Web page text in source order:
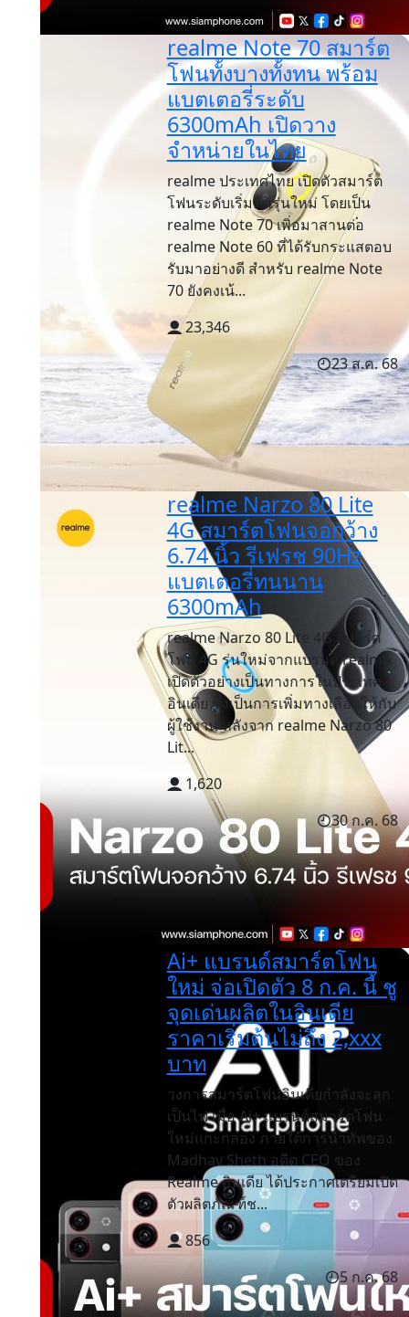
realme Note 70 สมาร์ต
โฟนทั้งบางทั้งทน พร้อม
แบตเตอรี่ระดับ
6300mAh เปิดวาง
จำหน่ายในไทย
realme ประเทศไทย เปิดตัวสมาร์ต
โฟนระดับเริ่มต้นรุ่นใหม่ โดยเป็น
realme Note 70 เพิ่อมาสานต่อ
realme Note 60 ที่ได้รับกระแสตอบ
รับมาอย่างดี สำหรับ realme Note
70 ยังคงเน้...
23,346
23 ส.ค. 68
realme Narzo 80 Lite
4G สมาร์ตโฟนจอกว้าง
6.74 นิ้ว รีเฟรช 90Hz
แบตเตอรี่ทนนาน
6300mAh
realme Narzo 80 Lite 4G สมาร์ต
โฟน 4G รุ่นใหม่จากแบรนด์ realme
เปิดตัวอย่างเป็นทางการในประเทศ
อินเดีย ซึ่งเป็นการเพิ่มทางเลือกให้กับ
ผู้ใช้งาน หลังจาก realme Narzo 80
Lit...
1,620
30 ก.ค. 68
Ai+ แบรนด์สมาร์ตโฟน
ใหม่ จ่อเปิดตัว 8 ก.ค. นี้ ชู
จุดเด่นผลิตในอินเดีย
ราคาเริ่มต้นไม่ถึง 2,xxx
บาท
วงการสมาร์ตโฟนอินเดียกำลังจะลุก
เป็นไฟ เมื่อ Ai+ แบรนด์สมาร์ตโฟน
ใหม่แกะกล่อง ภายใต้การนำทัพของ
Madhav Sheth อดีต CEO ของ
Realme อินเดีย ได้ประกาศเตรียมเปิด
ตัวผลิตภัณฑ์ช...
856
5 ก.ค. 68